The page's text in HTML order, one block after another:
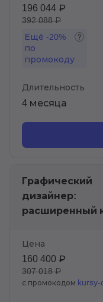
196 044 ₽
392 088 ₽
Ещё -20%
по
промокоду
Длительность
4 месяца
Графический
дизайнер:
расширенный
Цена
160 400 ₽
307 018 ₽
с промокодом kursy-